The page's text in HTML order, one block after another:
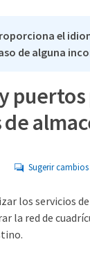
el
de alguna
Sugerir cambios
los servicios
la red de